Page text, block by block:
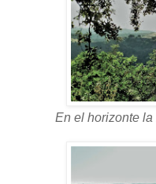
En el horizonte